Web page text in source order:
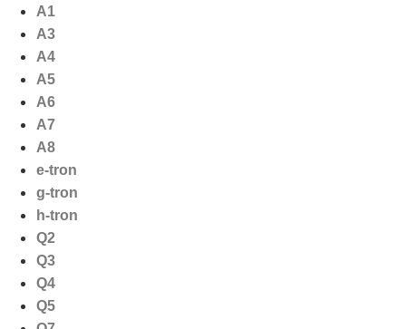
naar
inhoud
A1
A3
A4
A5
A6
A7
A8
e-tron
g-tron
h-tron
Q2
Q3
Q4
Q5